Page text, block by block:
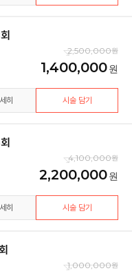
2,500,000
1,400,000
히 시술 담기
4,100,000
2,200,000
히 시술 담기
1,000,000